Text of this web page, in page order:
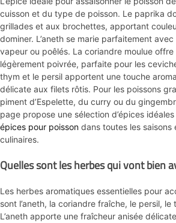
cuisson et du type de poisson. Le paprika
grillades et aux brochettes, apportant
dominer. L’aneth se marie parfaitement
vapeur ou poêlés. La coriandre moulue
légèrement poivrée, parfaite pour les
thym et le persil apportent une touche
délicate aux filets rôtis. Pour les poissons
piment d’Espelette, du curry ou du
page propose une sélection d’épices
épices pour poisson dans toutes les
culinaires.
Quelles sont les herbes qui vont bien
Les herbes aromatiques essentielles pour
sont l’aneth, la coriandre fraîche, le persil, le
L’aneth apporte une fraîcheur anisée